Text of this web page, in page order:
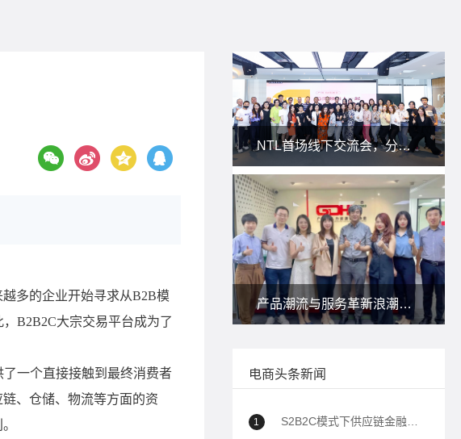
NTL首场线下交流会，分享私域新玩法！
产品潮流与服务革新浪潮下，朗尊与省人协一起研讨：人力资源服务供应商如何应对？
电商头条新闻
1 S2B2C模式下供应链金融如何助力企业降本增效？